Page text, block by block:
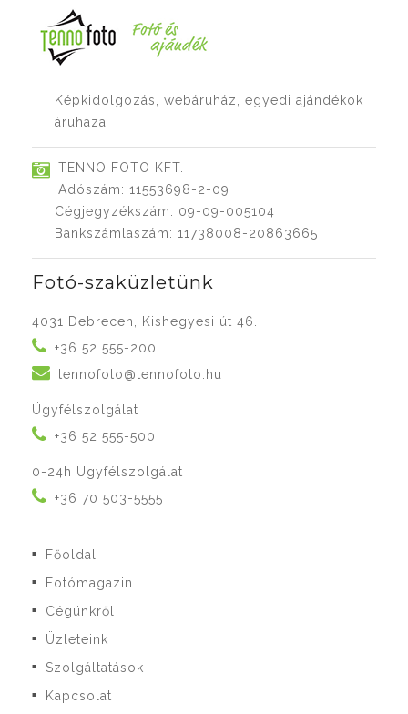
Képkidolgozás, webáruház, egyedi ajándékok
áruháza
TENNO FOTO KFT.
Adószám: 11553698-2-09
Cégjegyzékszám: 09-09-005104
Bankszámlaszám: 11738008-20863665
Fotó-szaküzletünk
4031 Debrecen, Kishegyesi út 46.
+36 52 555-200
tennofoto@tennofoto.hu
Ügyfélszolgálat
+36 52 555-500
0-24h Ügyfélszolgálat
+36 70 503-5555
■ Főoldal
■ Fotómagazin
■ Cégünkről
■ Üzleteink
■ Szolgáltatások
■ Kapcsolat